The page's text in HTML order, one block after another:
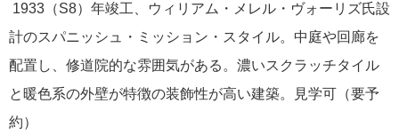
1933（S8）年竣工、ウィリアム・メレル・ヴォーリズ氏設
計のスパニッシュ・ミッション・スタイル。中庭や回廊を
配置し、修道院的な雰囲気がある。濃いスクラッチタイル
と暖色系の外壁が特徴の装飾性が高い建築。見学可（要予
約）